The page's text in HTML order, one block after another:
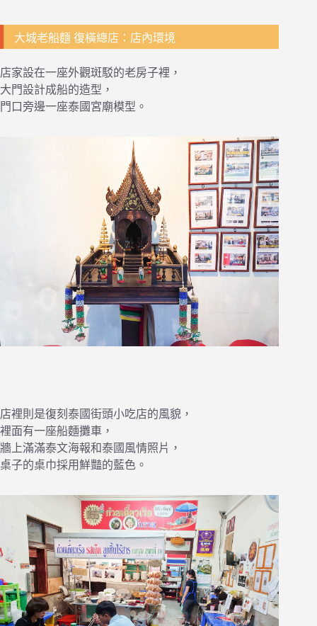
大城老船麵 復橫總店：店內環境
店家設在一座外觀斑駁的老房子裡，
大門設計成船的造型，
門口旁邊一座泰國宮廟模型。
店裡則是復刻泰國街頭小吃店的風貌，
裡面有一座船麵攤車，
牆上滿滿泰文海報和泰國風情照片，
桌子的桌巾採用鮮豔的藍色。